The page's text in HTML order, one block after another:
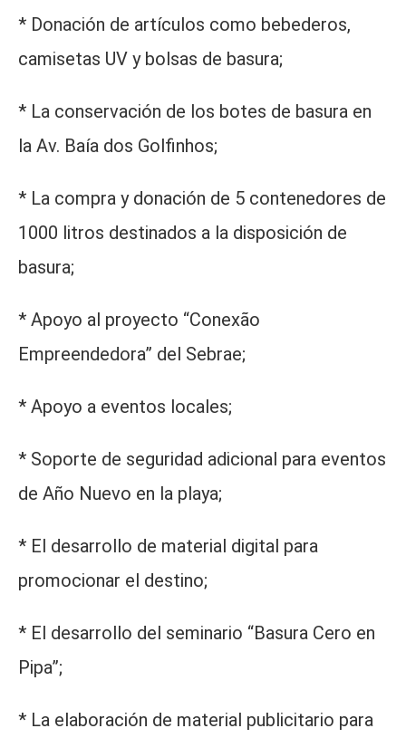
* Donación de artículos como bebederos,
camisetas UV y bolsas de basura;
* La conservación de los botes de basura en
la Av. Baía dos Golfinhos;
* La compra y donación de 5 contenedores de
1000 litros destinados a la disposición de
basura;
* Apoyo al proyecto “Conexão
Empreendedora” del Sebrae;
* Apoyo a eventos locales;
* Soporte de seguridad adicional para eventos
de Año Nuevo en la playa;
* El desarrollo de material digital para
promocionar el destino;
* El desarrollo del seminario “Basura Cero en
Pipa”;
* La elaboración de material publicitario para